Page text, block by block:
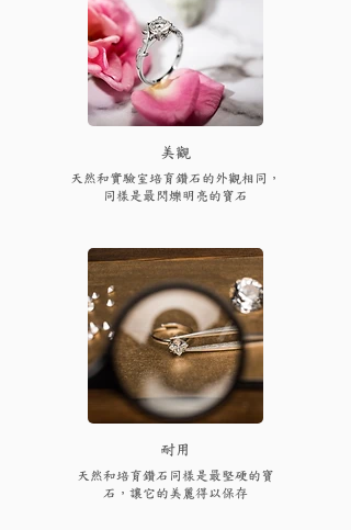
​美觀
天然和實驗室培育鑽石的外觀相同，
同樣是最閃爍明亮的寶石
耐用
天然和培育鑽石同樣是最堅硬的寶
石，讓它的美麗得以保存